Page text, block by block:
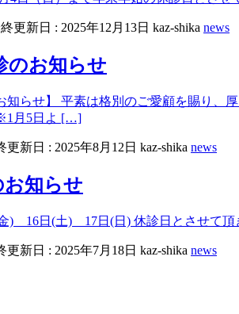
更新日 : 2025年12月13日 kaz-shika news
のお知らせ
知らせ】 平素は格別のご愛顧を賜り、
月5日よ […]
更新日 : 2025年8月12日 kaz-shika news
お知らせ
) 16日(土) 17日(日) 休診日とさせて頂
更新日 : 2025年7月18日 kaz-shika news